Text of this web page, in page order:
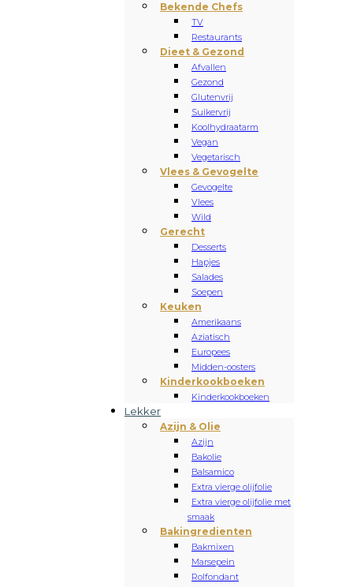
Bekende Chefs
TV
Restaurants
Dieet & Gezond
Afvallen
Gezond
Glutenvrij
Suikervrij
Koolhydraatarm
Vegan
Vegetarisch
Vlees & Gevogelte
Gevogelte
Vlees
Wild
Gerecht
Desserts
Hapjes
Salades
Soepen
Keuken
Amerikaans
Aziatisch
Europees
Midden-oosters
Kinderkookboeken
Kinderkookboeken
Lekker
Azijn & Olie
Azijn
Bakolie
Balsamico
Extra vierge olijfolie
Extra vierge olijfolie met
smaak
Bakingredienten
Bakmixen
Marsepein
Rolfondant